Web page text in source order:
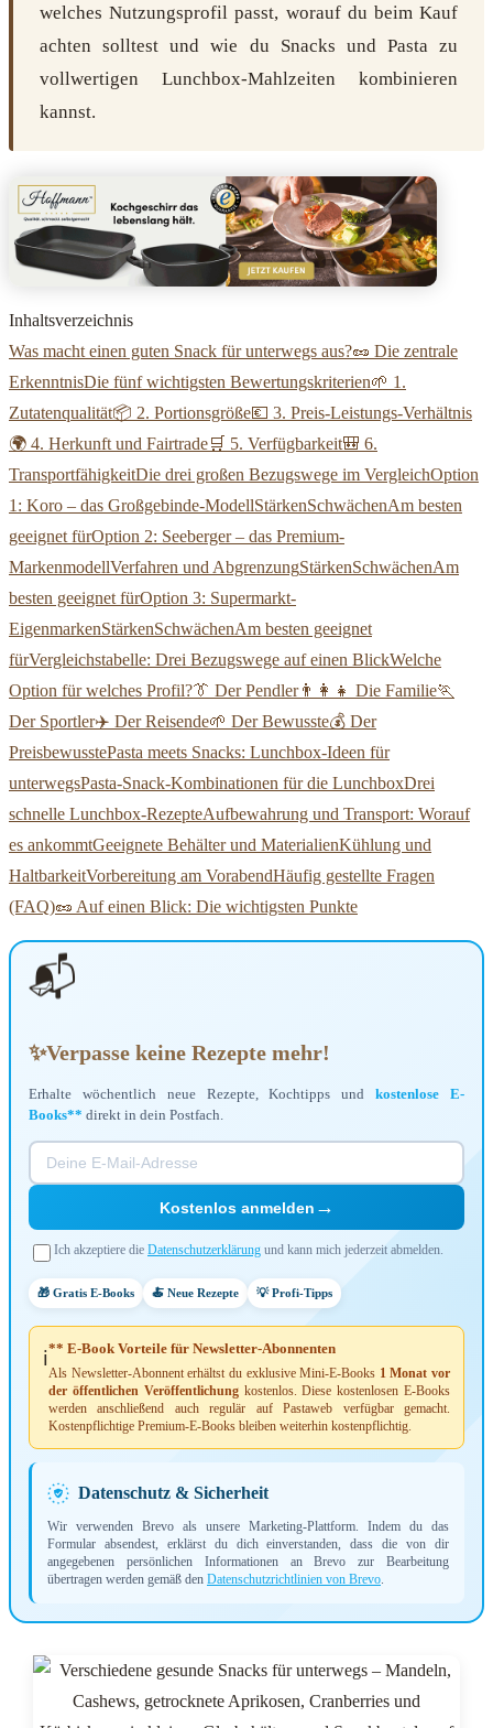
welches Nutzungsprofil passt, worauf du beim Kauf
achten solltest und wie du Snacks und Pasta zu
vollwertigen Lunchbox-Mahlzeiten kombinieren
kannst.
Inhaltsverzeichnis
Was macht einen guten Snack für unterwegs aus?🥜 Die zentrale
ErkenntnisDie fünf wichtigsten Bewertungskriterien🌱 1.
Zutatenqualität📦 2. Portionsgröße💶 3. Preis-Leistungs-Verhältnis
🌍 4. Herkunft und Fairtrade🛒 5. Verfügbarkeit🎒 6.
TransportfähigkeitDie drei großen Bezugswege im VergleichOption
1: Koro – das Großgebinde-ModellStärkenSchwächenAm besten
geeignet fürOption 2: Seeberger – das Premium-
MarkenmodellVerfahren und AbgrenzungStärkenSchwächenAm
besten geeignet fürOption 3: Supermarkt-
EigenmarkenStärkenSchwächenAm besten geeignet
fürVergleichstabelle: Drei Bezugswege auf einen BlickWelche
Option für welches Profil?👔 Der Pendler👨‍👩‍👧 Die Familie🏃
Der Sportler✈️ Der Reisende🌱 Der Bewusste💰 Der
PreisbewusstePasta meets Snacks: Lunchbox-Ideen für
unterwegsPasta-Snack-Kombinationen für die LunchboxDrei
schnelle Lunchbox-RezepteAufbewahrung und Transport: Worauf
es ankommtGeeignete Behälter und MaterialienKühlung und
HaltbarkeitVorbereitung am VorabendHäufig gestellte Fragen
(FAQ)🥜 Auf einen Blick: Die wichtigsten Punkte
📬
✨Verpasse keine Rezepte mehr!
Erhalte wöchentlich neue Rezepte, Kochtipps undkostenlose E-
Books** direkt in dein Postfach.
Kostenlos anmelden →
Ich akzeptiere die Datenschutzerklärung und kann mich jederzeit abmelden.
🎁 Gratis E-Books 🍝 Neue Rezepte 💡 Profi-Tipps
ℹ️** E-Book Vorteile für Newsletter-Abonnenten
Als Newsletter-Abonnent erhältst du exklusive Mini-E-Books 1 Monat vor
der öffentlichen Veröffentlichungkostenlos. Diese kostenlosen E-Books
werden anschließend auch regulär auf Pastaweb verfügbar gemacht.
Kostenpflichtige Premium-E-Books bleiben weiterhin kostenpflichtig.
Datenschutz & Sicherheit
Wir verwenden Brevo als unsere Marketing-Plattform. Indem du das
Formular absendest, erklärst du dich einverstanden, dass die von dir
angegebenen persönlichen Informationen an Brevo zur Bearbeitung
übertragen werden gemäß den Datenschutzrichtlinien von Brevo.